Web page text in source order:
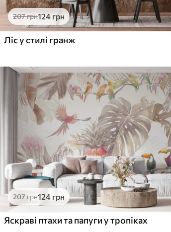
207грн124 грн
Ліс у стилі гранж
207грн124 грн
Яскраві птахи та папуги у тропіках